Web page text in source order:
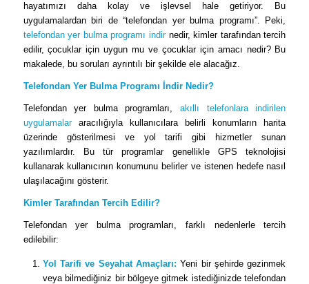
hayatımızı daha kolay ve işlevsel hale getiriyor. Bu
uygulamalardan biri de “telefondan yer bulma programı”. Peki,
telefondan yer bulma programı indirnedir, kimler tarafından tercih
edilir, çocuklar için uygun mu ve çocuklar için amacı nedir? Bu
makalede, bu soruları ayrıntılı bir şekilde ele alacağız.
Telefondan Yer Bulma Programı İndir Nedir?
Telefondan yer bulma programları,akıllı telefonlara indirilen
uygulamalararacılığıyla kullanıcılara belirli konumların harita
üzerinde gösterilmesi ve yol tarifi gibi hizmetler sunan
yazılımlardır. Bu tür programlar genellikle GPS teknolojisi
kullanarak kullanıcının konumunu belirler ve istenen hedefe nasıl
ulaşılacağını gösterir.
Kimler Tarafından Tercih Edilir?
Telefondan yer bulma programları, farklı nedenlerle tercih
edilebilir:
Yol Tarifi ve Seyahat Amaçları: Yeni bir şehirde gezinmek
veya bilmediğiniz bir bölgeye gitmek istediğinizde telefondan